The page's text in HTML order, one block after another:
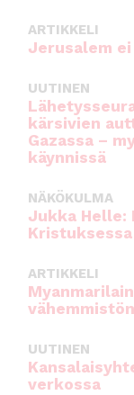
ARTIKKELI
Jerusalem
UUTINEN
kärsivien
Gazassa –
käynnissä
NÄKÖKULMA
Jukka Helle:
Kristuksessa
ARTIKKELI
UUTINEN
verkossa